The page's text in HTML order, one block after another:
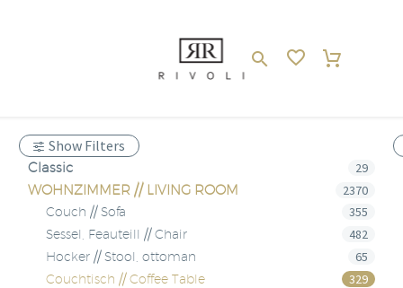
Show Filters
Classic 29
WOHNZIMMER // LIVING ROOM 2370
Couch // Sofa 355
Sessel, Feauteill // Chair 482
Hocker // Stool, ottoman 65
Couchtisch // Coffee Table 329